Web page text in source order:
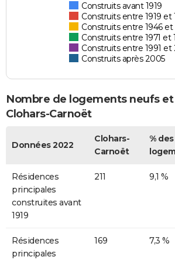
Construits avant 1919
Construits entre 1919 et
Construits entre 1946 et
Construits entre 1971 et
Construits entre 1991 et
Construits après 2005
Nombre de logements neufs et
Clohars-Carnoët
Données 2022
Clohars-
Carnoët
% des
Résidences
principales
construites avant
1919
211 9,1 %
Résidences
principales
169 7,3 %